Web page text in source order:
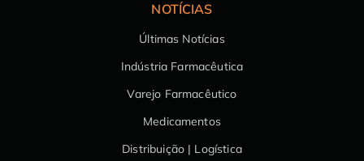
NOTÍCIAS
Últimas Notícias
Indústria Farmacêutica
Varejo Farmacêutico
Medicamentos
Distribuição | Logística